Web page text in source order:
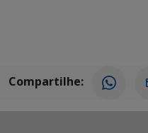
Compartilhe: